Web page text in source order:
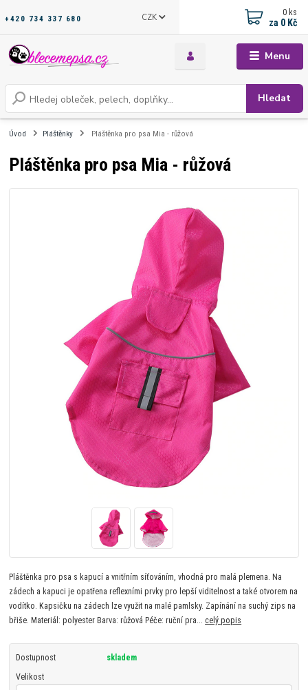
Menu
CZK
Hledat
+420 734 337 680
0 ks
za 0 Kč
Úvod Pláštěnky Pláštěnka pro psa Mia - růžová
Pláštěnka pro psa Mia - růžová
Pláštěnka pro psa s kapucí a vnitřním síťováním, vhodná pro malá plemena. Na
zádech a kapuci je opatřena reflexními prvky pro lepší viditelnost a také otvorem na
vodítko. Kapsičku na zádech lze využit na malé pamlsky. Zapínání na suchý zips na
břiše. Materiál: polyester Barva: růžová Péče: ruční pra...celý popis
Dostupnost skladem
Velikost